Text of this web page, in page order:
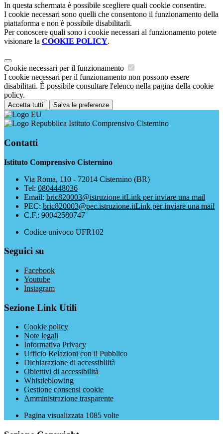
In questa schermata è possibile scegliere quali cookie consentire.
I cookie necessari sono quelli che consentono il funzionamento della
piattaforma e non è possibile disabilitarli.
Per conoscere quali sono i cookie necessari al funzionamento potete
visionare la COOKIE POLICY.
Cookie necessari per il funzionamento
I cookie necessari per il funzionamento non possono essere
disabilitati. È possibile consultare l'elenco nella pagina della cookie
policy.
Accetta tutti Salva le preferenze
Istituto Comprensivo Cisternino
Contatti
Istituto Comprensivo Cisternino
Via Roma, 110 - 72014 Cisternino (BR)
Tel: 0804448036
Email: bric820003@istruzione.itLink per inviare una mail
PEC: bric820003@pec.istruzione.itLink per inviare una mail
C.F.: 90042580747
Codice univoco UFR102
Seguici su
Facebook
Youtube
Instagram
Sezione Link Utili
Cookie policy
Note legali
Informativa Privacy
Ufficio Relazioni con il Pubblico
Dichiarazione di accessibilità
Obiettivi di accessibilità
Whistleblowing
Gestione consensi cookie
Amministrazione trasparente
Pagina visualizzata 1085 volte